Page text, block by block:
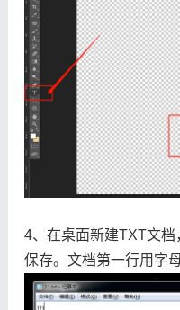
4、在桌面新建TXT文
保存。文档第一行用字